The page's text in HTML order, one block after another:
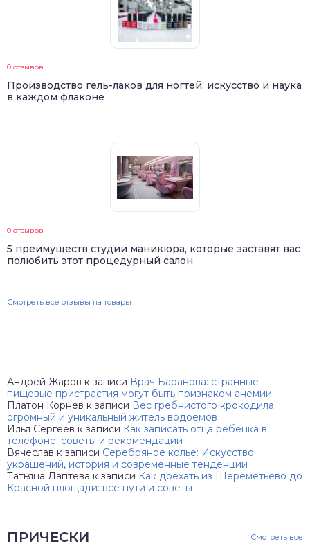
0 отзывов
Производство гель-лаков для ногтей: искусство и наука
в каждом флаконе
0 отзывов
5 преимуществ студии маникюра, которые заставят вас
полюбить этот процедурный салон
Смотреть все отзывы на товары
Андрей Жаров к записи Врач Баранова: странные
пищевые пристрастия могут быть признаком анемии
Платон Корнев к записи Вес гребнистого крокодила:
огромный и уникальный житель водоемов
Илья Сергеев к записи Как записать отца ребенка в
телефоне: советы и рекомендации
Вячеслав к записи Серебряное колье: Искусство
украшений, история и современные тенденции
Татьяна Лаптева к записи Как доехать из Шереметьево до
Красной площади: все пути и советы
ПРИЧЕСКИ Смотреть все